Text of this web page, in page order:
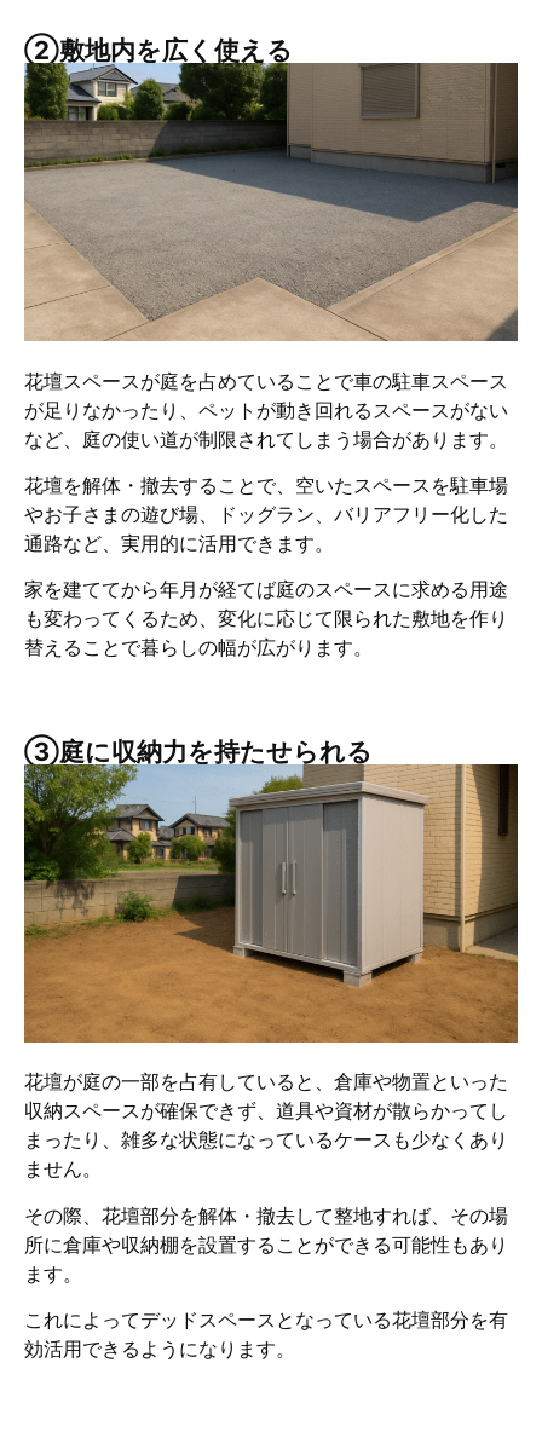
②敷地内を広く使える
花壇スペースが庭を占めていることで車の駐車スペース
が足りなかったり、ペットが動き回れるスペースがない
など、庭の使い道が制限されてしまう場合があります。
花壇を解体・撤去することで、空いたスペースを駐車場
やお子さまの遊び場、ドッグラン、バリアフリー化した
通路など、実用的に活用できます。
家を建ててから年月が経てば庭のスペースに求める用途
も変わってくるため、変化に応じて限られた敷地を作り
替えることで暮らしの幅が広がります。
③庭に収納力を持たせられる
花壇が庭の一部を占有していると、倉庫や物置といった
収納スペースが確保できず、道具や資材が散らかってし
まったり、雑多な状態になっているケースも少なくあり
ません。
その際、花壇部分を解体・撤去して整地すれば、その場
所に倉庫や収納棚を設置することができる可能性もあり
ます。
これによってデッドスペースとなっている花壇部分を有
効活用できるようになります。